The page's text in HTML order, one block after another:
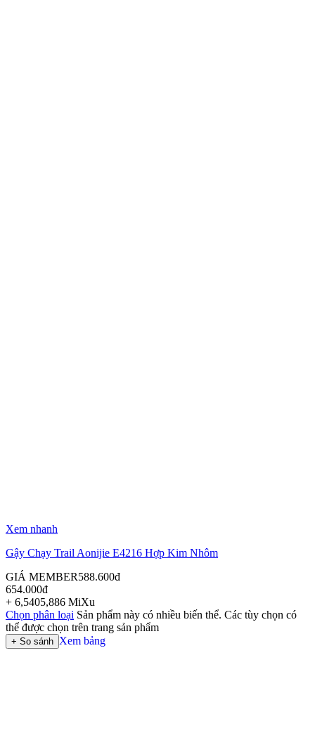
Xem nhanh
Gậy Chạy Trail Aonijie E4216 Hợp Kim Nhôm
GIÁ MEMBER588.600đ
654.000đ
+ 6,5405,886 MiXu
Chọn phân loại Sản phẩm này có nhiều biến thể. Các tùy chọn có
thể được chọn trên trang sản phẩm
+ So sánh Xem bảng